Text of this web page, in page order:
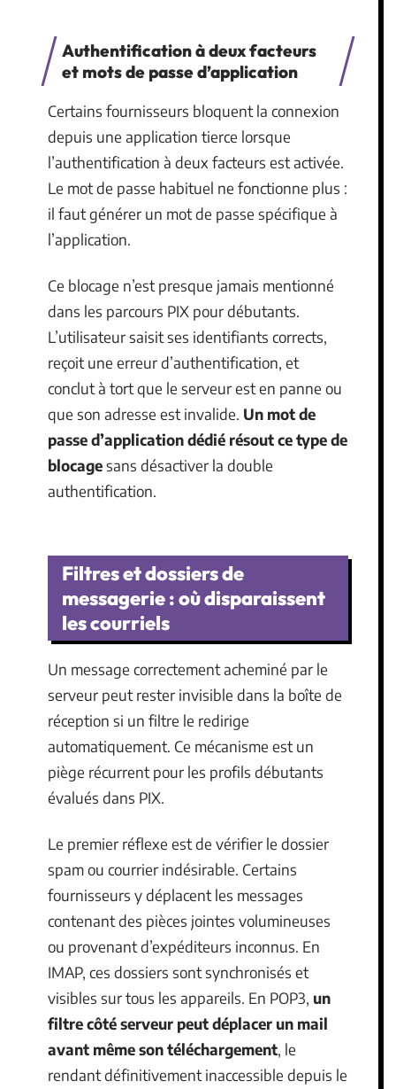
Authentification à deux facteurs
et mots de passe d’application
Certains fournisseurs bloquent la connexion
depuis une application tierce lorsque
l’authentification à deux facteurs est activée.
Le mot de passe habituel ne fonctionne plus :
il faut générer un mot de passe spécifique à
l’application.
Ce blocage n’est presque jamais mentionné
dans les parcours PIX pour débutants.
L’utilisateur saisit ses identifiants corrects,
reçoit une erreur d’authentification, et
conclut à tort que le serveur est en panne ou
que son adresse est invalide. Un mot de
passe d’application dédié résout ce type de
blocagesans désactiver la double
authentification.
Filtres et dossiers de
messagerie : où disparaissent
les courriels
Un message correctement acheminé par le
serveur peut rester invisible dans la boîte de
réception si un filtre le redirige
automatiquement. Ce mécanisme est un
piège récurrent pour les profils débutants
évalués dans PIX.
Le premier réflexe est de vérifier le dossier
spam ou courrier indésirable. Certains
fournisseurs y déplacent les messages
contenant des pièces jointes volumineuses
ou provenant d’expéditeurs inconnus. En
IMAP, ces dossiers sont synchronisés et
visibles sur tous les appareils. En POP3, un
filtre côté serveur peut déplacer un mail
avant même son téléchargement, le
rendant définitivement inaccessible depuis le